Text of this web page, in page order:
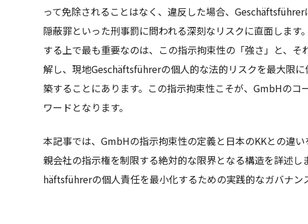
って免除されることはなく、違反した場合、
隠蔽罪といった刑事罰に問われる深刻なリスクに直面しま
する上で最も重要なのは、この指示拘束性の「強さ」と、
解し、現地Geschäftsführerの個人的な法的リスクを最大限
築することにあります。この指示拘束性こそが、GmbHの
ワードとなります。
本記事では、GmbHの指示拘束性の定義と日本のKKとの違
親会社の指示権を制限する絶対的な限界となる構造を詳述
häftsführerの個人責任を最小化するための実践的なガバナン